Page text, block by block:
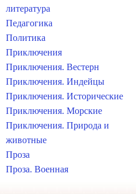
литература
Педагогика
Политика
Приключения
Приключения. Вестерн
Приключения. Индейцы
Приключения. Исторические
Приключения. Морские
Приключения. Природа и
животные
Проза
Проза. Военная